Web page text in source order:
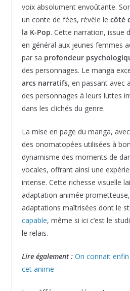
voix absolument envoûtante.
un conte de fées, révèle le côté
la K-Pop. Cette narration, issue
en général aux jeunes femmes
par sa profondeur
des personnages. Le manga
arcs narratifs, en passant avec
des personnages à leurs luttes
dans les clichés du genre.
La mise en page du manga,
des onomatopées utilisées à
dynamisme des moments de
vocales, offrant ainsi une
intense. Cette richesse visuelle
adaptation animée
adaptations maîtrisées dont le
capable, même si ici c’est le
le relais.
Lire également : On connait
cet anime